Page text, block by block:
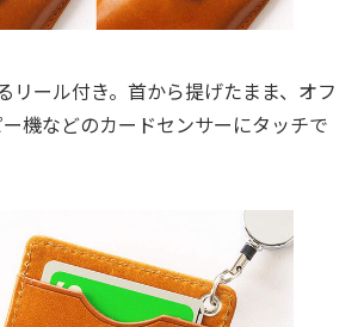
ール付き。首から提げたまま、オフ
機などのカードセンサーにタッチで